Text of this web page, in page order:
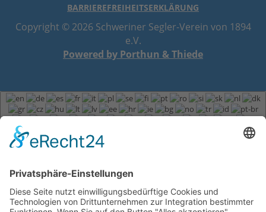
BARRIEREFREIHEITSERKLÄRUNG
Copyright © 2026 Schweriner Segler-Verein von 1894
e.V.
Powered by Porthun & Thiede
Deutsch